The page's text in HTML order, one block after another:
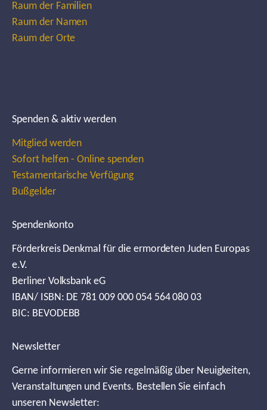
Raum der Familien
Raum der Namen
Raum der Orte
Spenden & aktiv werden
Mitglied werden
Sofort helfen - Online spenden
Testamentarische Verfügung
Bußgelder
Spendenkonto
Förderkreis Denkmal für die ermordeten Juden Europas
e.V.
Berliner Volksbank eG
IBAN/ ISBN: DE 781 009 000 054 564 080 03
BIC: BEVODEBB
Newsletter
Gerne informieren wir Sie regelmäßig über Neuigkeiten,
Veranstaltungen und Events. Bestellen Sie einfach
unseren Newsletter: